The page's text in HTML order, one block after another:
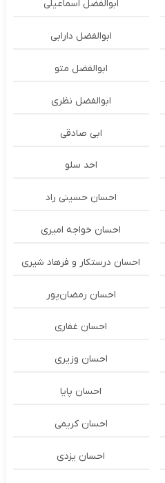
ابوالفضل اسماعیلی
ابوالفضل دارابی
ابوالفضل متو
ابوالفضل نظری
ابی صادقی
احد سلو
احسان حسینی راد
احسان خواجه امیری
احسان درستكار و فرهاد شيرى
احسان رمضان‌پور
احسان غفاری
احسان وزیری
احسان پایا
احسان کریمی
احسان یزدی